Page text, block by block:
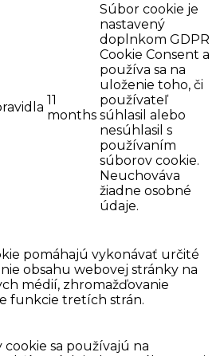
11
months
Súbor cookie je
nastavený
doplnkom GDPR
Cookie Consent a
používa sa na
uloženie toho, či
používateľ
súhlasil alebo
nesúhlasil s
používaním
súborov cookie.
Neuchováva
žiadne osobné
údaje.
pomáhajú vykonávať určité
obsahu webovej stránky na
médií, zhromažďovanie
funkcie tretích strán.
sa používajú na